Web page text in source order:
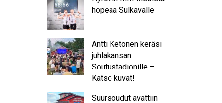
hopeaa Sulkavalle
Antti Ketonen keräsi
juhlakansan
Soutustadionille –
Katso kuvat!
Suursoudut avattiin